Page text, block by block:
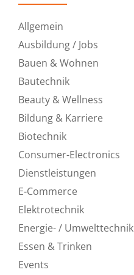
Allgemein
Ausbildung / Jobs
Bauen & Wohnen
Bautechnik
Beauty & Wellness
Bildung & Karriere
Biotechnik
Consumer-Electronics
Dienstleistungen
E-Commerce
Elektrotechnik
Energie- / Umwelttechnik
Essen & Trinken
Events